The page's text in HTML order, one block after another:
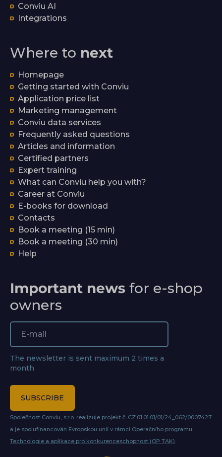
Conviu AI
Integrations
Where to next
Homepage
Getting started with Conviu
Application price list
Marketing management
Conviu data services
Frequently asked questions
Articles and information
Certified partners
Expert training
What can Conviu help you with?
Career at Conviu
E-books for download
Contacts
Book a meeting (15 min)
Book a meeting (30 min)
Help
Important news for e-shop
owners
The newsletter is sent maximum 2 times a
month
SUBSCRIBE
Společnost Conviu, s.r.o. realizuje projekt č. CZ.01.01.01/01/24_062/0007427
a je spolufinancován Evropskou unií v rámci Operačního programu
Technologie a aplikace pro konkurenceschopnost (OP TAK).